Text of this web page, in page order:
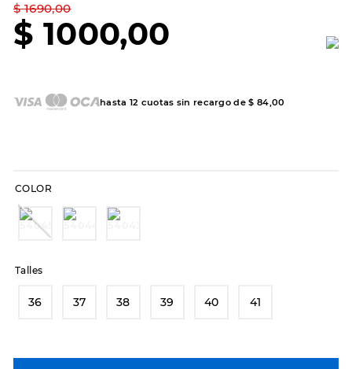
$ 1690,00
$ 1000,00
hasta 12 cuotas sin recargo de$ 84 00
COLOR
Talles
36 37 38 39 40 41